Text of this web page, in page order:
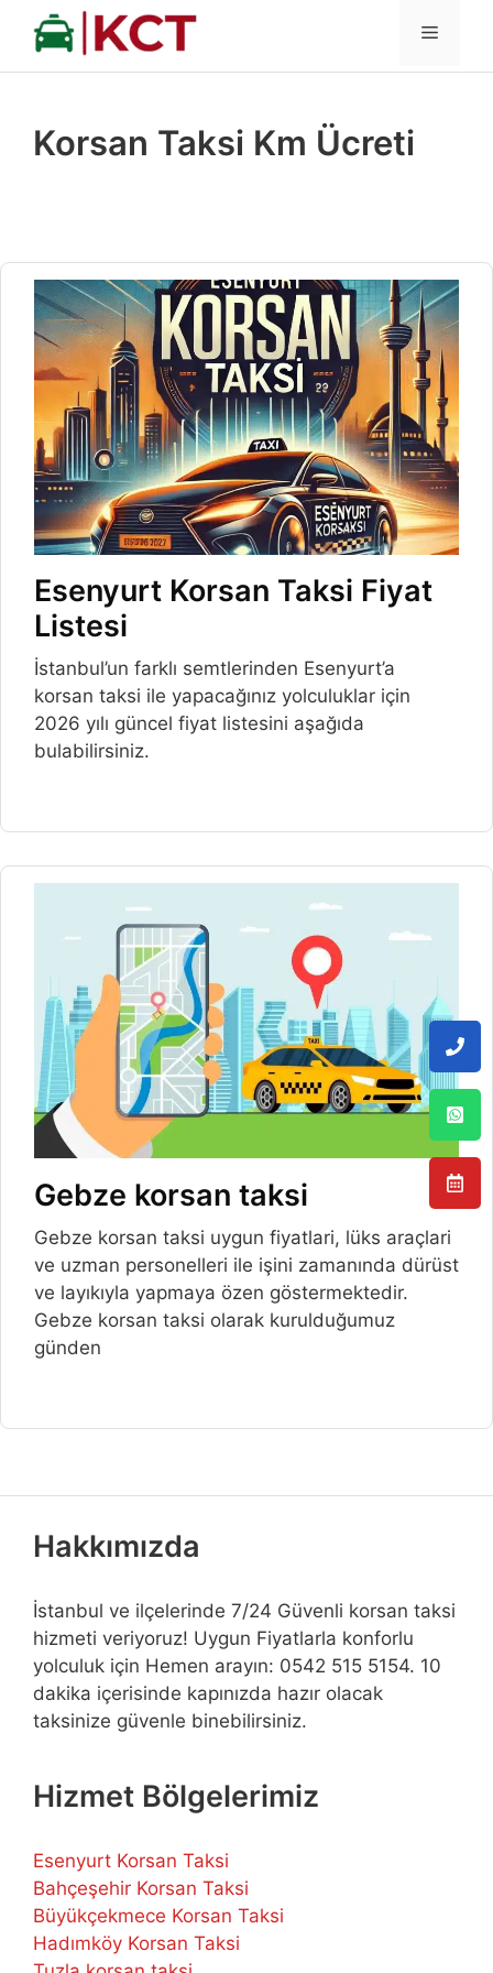
İçeriğe
MENÜ
Korsan Taksi Km Ücreti
Esenyurt Korsan Taksi Fiyat
Listesi
İstanbul’un farklı semtlerinden Esenyurt’a
korsan taksi ile yapacağınız yolculuklar için
2026 yılı güncel fiyat listesini aşağıda
bulabilirsiniz.
Gebze korsan taksi
Gebze korsan taksi uygun fiyatlari, lüks araçlari
ve uzman personelleri ile işini zamanında dürüst
ve layıkıyla yapmaya özen göstermektedir.
Gebze korsan taksi olarak kurulduğumuz
günden
Hakkımızda
İstanbul ve ilçelerinde 7/24 Güvenli korsan taksi
hizmeti veriyoruz! Uygun Fiyatlarla konforlu
yolculuk için Hemen arayın: 0542 515 5154. 10
dakika içerisinde kapınızda hazır olacak
taksinize güvenle binebilirsiniz.
Hizmet Bölgelerimiz
Esenyurt Korsan Taksi
Bahçeşehir Korsan Taksi
Büyükçekmece Korsan Taksi
Hadımköy Korsan Taksi